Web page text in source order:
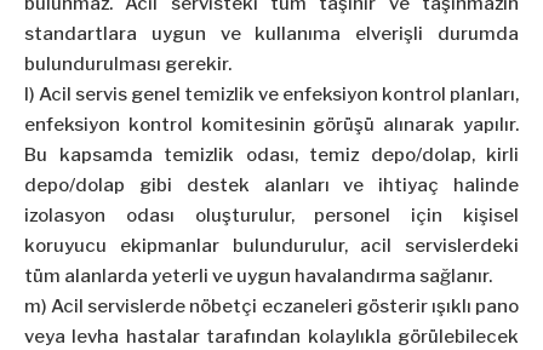
standartlara uygun ve kullanıma elverişli durumda
bulundurulması gerekir.
l) Acil servis genel temizlik ve enfeksiyon kontrol planları,
enfeksiyon kontrol komitesinin görüşü alınarak yapılır.
Bu kapsamda temizlik odası, temiz depo/dolap, kirli
depo/dolap gibi destek alanları ve ihtiyaç halinde
izolasyon odası oluşturulur, personel için kişisel
koruyucu ekipmanlar bulundurulur, acil servislerdeki
tüm alanlarda yeterli ve uygun havalandırma sağlanır.
m) Acil servislerde nöbetçi eczaneleri gösterir ışıklı pano
veya levha hastalar tarafından kolaylıkla görülebilecek